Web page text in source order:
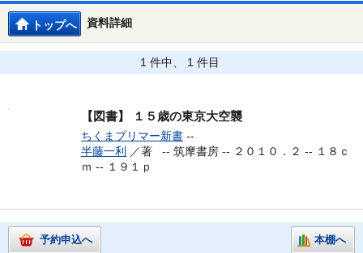
資料詳細
トップへ
1 件中、 1 件目
【図書】 １５歳の東京大空襲
ちくまプリマー新書 --
半藤一利
／著 -- 筑摩書房 -- ２０１０．２ -- １８ｃ
ｍ -- １９１ｐ
予約申込へ 本棚へ